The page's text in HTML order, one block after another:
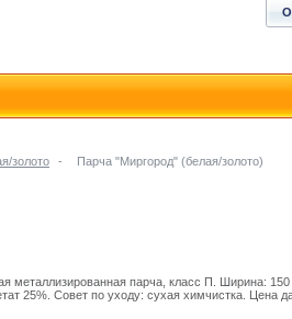
золото - Парча "Миргород" (белая/золото)
металлизированная парча, класс П. Ширина:
25%. Совет по уходу: сухая химчистка. Цена